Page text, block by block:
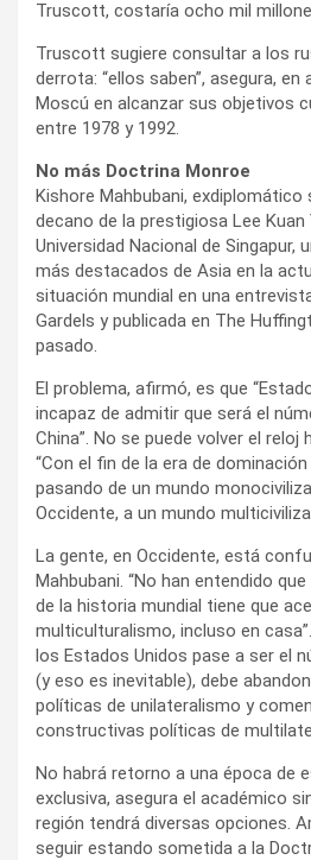
Truscott, costaría ocho mil
Truscott sugiere consultar a los
derrota: “ellos saben”, asegura,
Moscú en alcanzar sus objetivos
entre 1978 y 1992.
No más Doctrina Monroe
Kishore Mahbubani, exdiplomático
decano de la prestigiosa Lee Kuan
Universidad Nacional de Singapur,
más destacados de Asia en la
situación mundial en una
Gardels y publicada en The
pasado.
El problema, afirmó, es que
incapaz de admitir que será el
China”. No se puede volver el reloj
“Con el fin de la era de
pasando de un mundo
Occidente, a un mundo
La gente, en Occidente, está
Mahbubani. “No han entendido
de la historia mundial tiene que
multiculturalismo, incluso en
los Estados Unidos pase a ser el
(y eso es inevitable), debe
políticas de unilateralismo y
constructivas políticas de
No habrá retorno a una época de
exclusiva, asegura el académico
región tendrá diversas opciones.
seguir estando sometida a la